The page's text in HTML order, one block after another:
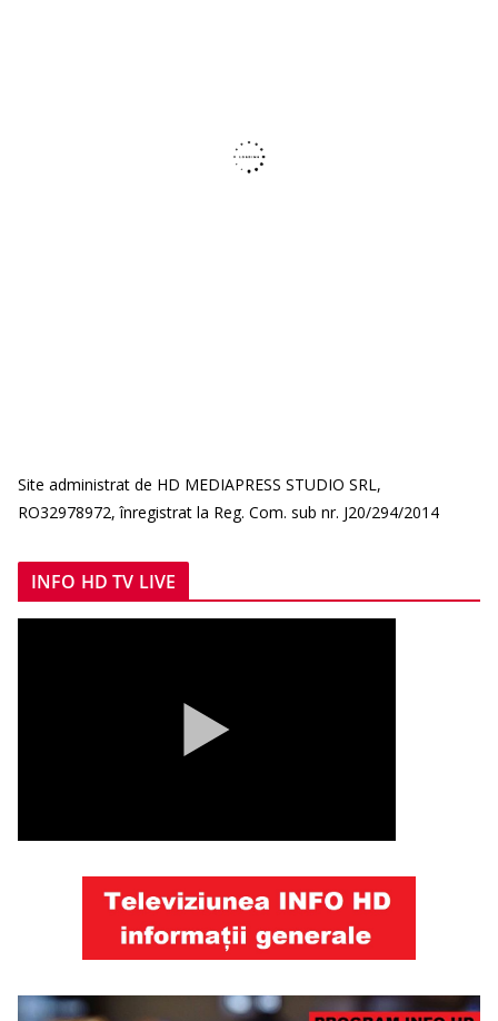
Site administrat de HD MEDIAPRESS STUDIO SRL,
RO32978972, înregistrat la Reg. Com. sub nr. J20/294/2014
INFO HD TV LIVE